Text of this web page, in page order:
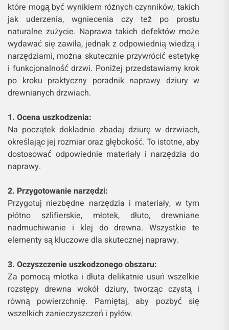
które mogą być wynikiem różnych czynników, takich
jak uderzenia, wgniecenia czy też po prostu
naturalne zużycie. Naprawa takich defektów może
wydawać się zawiła, jednak z odpowiednią wiedzą i
narzędziami, można skutecznie przywrócić estetykę
i funkcjonalność drzwi. Poniżej przedstawiamy krok
po kroku praktyczny poradnik naprawy dziury w
drewnianych drzwiach.
1. Ocena uszkodzenia:
Na początek dokładnie zbadaj dziurę w drzwiach,
określając jej rozmiar oraz głębokość. To istotne, aby
dostosować odpowiednie materiały i narzędzia do
naprawy.
2. Przygotowanie narzędzi:
Przygotuj niezbędne narzędzia i materiały, w tym
płótno szlifierskie, młotek, dłuto, drewniane
nadmuchiwanie i klej do drewna. Wszystkie te
elementy są kluczowe dla skutecznej naprawy.
3. Oczyszczenie uszkodzonego obszaru:
Za pomocą młotka i dłuta delikatnie usuń wszelkie
rozstępy drewna wokół dziury, tworząc czystą i
równą powierzchnię. Pamiętaj, aby pozbyć się
wszelkich zanieczyszczeń i pyłów.